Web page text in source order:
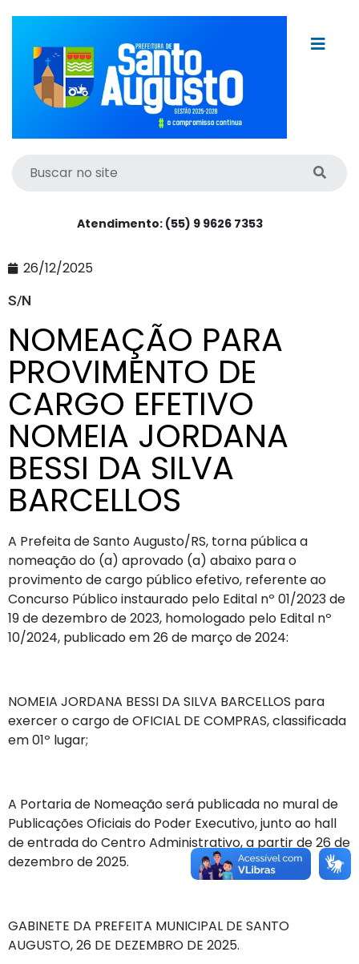
Atendimento: (55) 9 9626 7353
26/12/2025
S/N
NOMEAÇÃO PARA
PROVIMENTO DE
CARGO EFETIVO
NOMEIA JORDANA
BESSI DA SILVA
BARCELLOS
A Prefeita de Santo Augusto/RS, torna pública a
nomeação do (a) aprovado (a) abaixo para o
provimento de cargo público efetivo, referente ao
Concurso Público instaurado pelo Edital nº 01/2023 de
19 de dezembro de 2023, homologado pelo Edital nº
10/2024, publicado em 26 de março de 2024:
NOMEIA JORDANA BESSI DA SILVA BARCELLOS para
exercer o cargo de OFICIAL DE COMPRAS, classificada
em 01º lugar;
A Portaria de Nomeação será publicada no mural de
Publicações Oficiais do Poder Executivo, junto ao hall
de entrada do Centro Administrativo, a partir de 26 de
dezembro de 2025.
GABINETE DA PREFEITA MUNICIPAL DE SANTO
AUGUSTO, 26 DE DEZEMBRO DE 2025.